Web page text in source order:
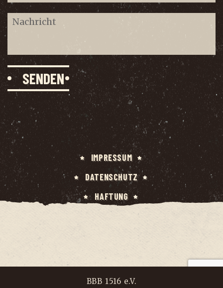
IMPRES­SUM
DATEN­SCHUTZ
HAF­TUNG
BBB 1516 e.V.